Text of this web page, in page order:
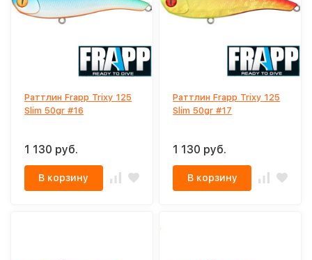
Раттлин Frapp Trixy 125
Slim 50gr #16
1 130 руб.
В корзину
Раттлин Frapp Trixy 125
Slim 50gr #17
1 130 руб.
В корзину